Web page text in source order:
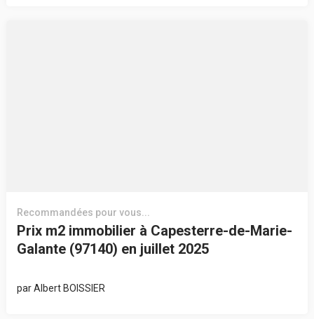
Recommandées pour vous...
Prix m2 immobilier à Capesterre-de-Marie-
Galante (97140) en juillet 2025
parAlbert BOISSIER